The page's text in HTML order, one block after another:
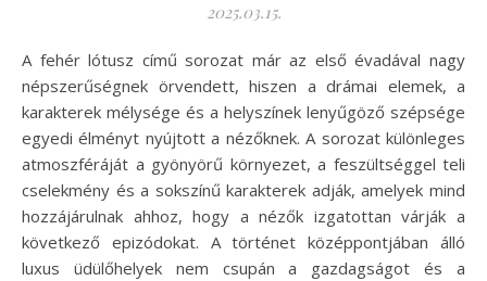
2025.03.15.
A fehér lótusz című sorozat már az első évadával nagy
népszerűségnek örvendett, hiszen a drámai elemek, a
karakterek mélysége és a helyszínek lenyűgöző szépsége
egyedi élményt nyújtott a nézőknek. A sorozat különleges
atmoszféráját a gyönyörű környezet, a feszültséggel teli
cselekmény és a sokszínű karakterek adják, amelyek mind
hozzájárulnak ahhoz, hogy a nézők izgatottan várják a
következő epizódokat. A történet középpontjában álló
luxus üdülőhelyek nem csupán a gazdagságot és a